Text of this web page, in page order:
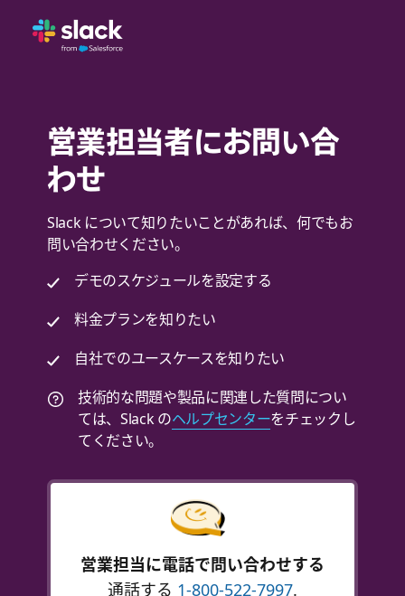
営業担当者にお問い合
わせ
Slack について知りたいことがあれば、何でもお
問い合わせください。
デモのスケジュールを設定する
料金プランを知りたい
自社でのユースケースを知りたい
技術的な問題や製品に関連した質問につい
ては、Slack のヘルプセンターをチェックし
てください。
営業担当に電話で問い合わせする
通話する 1-800-522-7997.